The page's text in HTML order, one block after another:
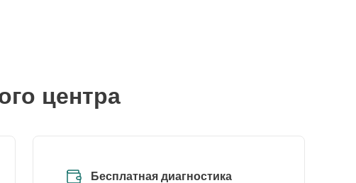
центра
Бесплатная диагностика